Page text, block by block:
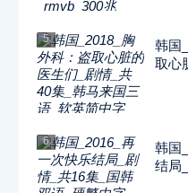
5
韩国
取心
6
韩国
结局